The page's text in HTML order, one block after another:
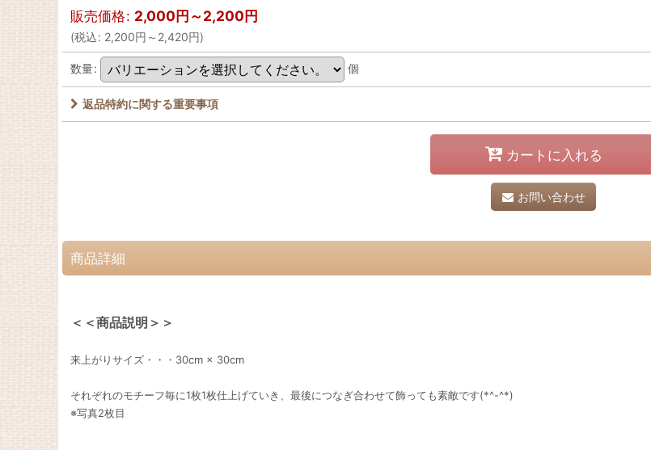
販売価格: 2,000円～2,200円
(税込: 2,200円 ～2,420円)
数量: 個
返品特約に関する重要事項
カートに入れる
お問い合わせ
商品詳細
＜＜商品説明＞＞
来上がりサイズ・・・30cm × 30cm
それぞれのモチーフ毎に1枚1枚仕上げていき、最後につなぎ合わせて飾っても素敵です(*^-^*)
※写真2枚目